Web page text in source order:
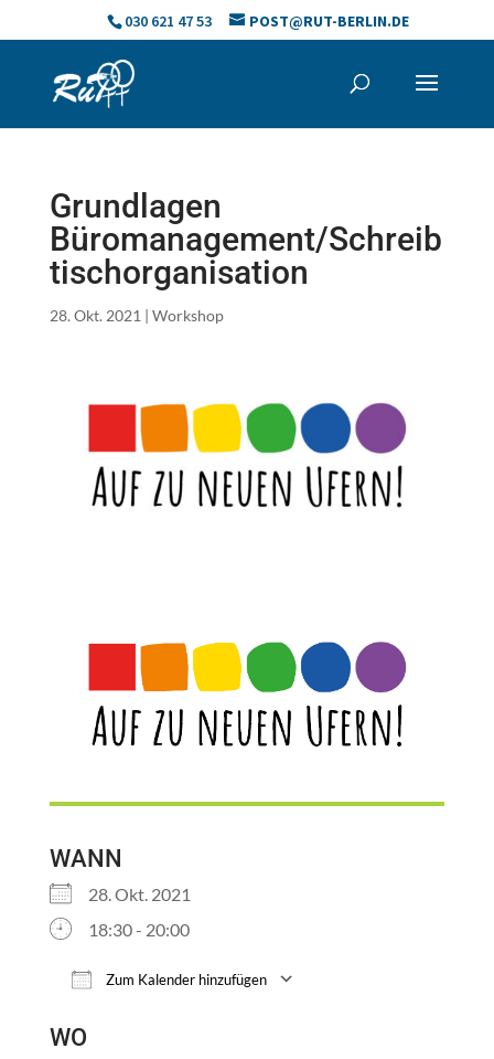
030 621 47 53 POST@RUT-BERLIN.DE
Grundlagen
Büromanagement/Schreib
tischorganisation
28. Okt. 2021 | Workshop
WANN
28. Okt. 2021
18:30 - 20:00
Zum Kalender hinzufügen
WO